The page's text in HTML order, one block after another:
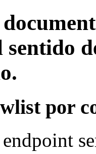
sentido
por